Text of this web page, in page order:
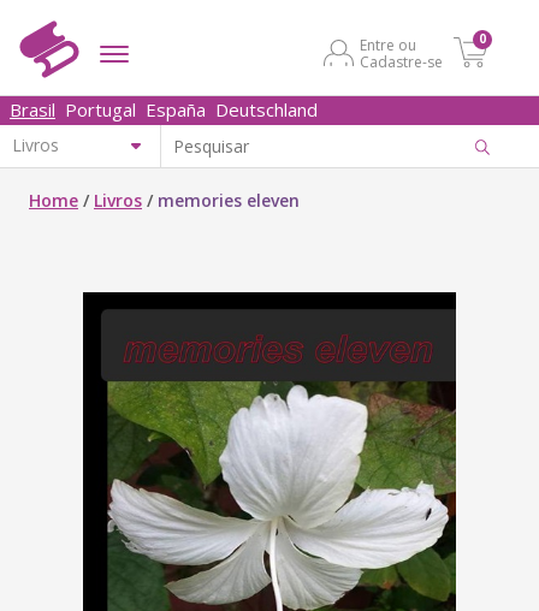
Entre ou
Cadastre-se
0
Brasil Portugal España Deutschland
Home / Livros / memories eleven